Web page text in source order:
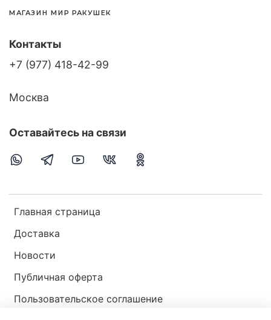
МАГАЗИН МИР РАКУШЕК
Главная страница
Доставка
Новости
Публичная оферта
Пользовательское соглашение
Контакты
+7 (977) 418-42-99
Москва
Оставайтесь на связи